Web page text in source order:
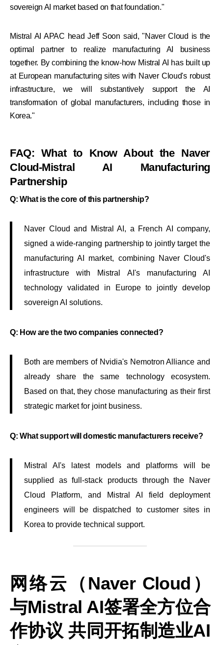
sovereign AI market based on that foundation."
Mistral AI APAC head Jeff Soon said, "Naver Cloud is the
optimal partner to realize manufacturing AI business
together. By combining the know-how Mistral AI has built up
at European manufacturing sites with Naver Cloud's robust
infrastructure, we will substantively support the AI
transformation of global manufacturers, including those in
Korea."
FAQ: What to Know About the Naver
Cloud-Mistral AI Manufacturing
Partnership
Q: What is the core of this partnership?
Naver Cloud and Mistral AI, a French AI company,
signed a wide-ranging partnership to jointly target the
manufacturing AI market, combining Naver Cloud's
infrastructure with Mistral AI's manufacturing AI
technology validated in Europe to jointly develop
sovereign AI solutions.
Q: How are the two companies connected?
Both are members of Nvidia's Nemotron Alliance and
already share the same technology ecosystem.
Based on that, they chose manufacturing as their first
strategic market for joint business.
Q: What support will domestic manufacturers receive?
Mistral AI's latest models and platforms will be
supplied as full-stack products through the Naver
Cloud Platform, and Mistral AI field deployment
engineers will be dispatched to customer sites in
Korea to provide technical support.
网络云（Naver Cloud）
与Mistral AI签署全方位合
作协议 共同开拓制造业AI